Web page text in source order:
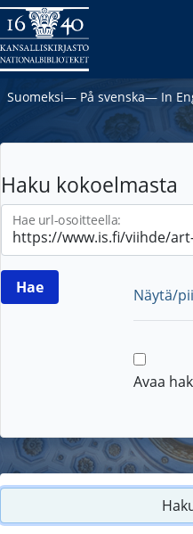
Suomeksi― På svenska― In
Haku kokoelmasta
Hae url-osoitteella:
Näytä/
Avaa